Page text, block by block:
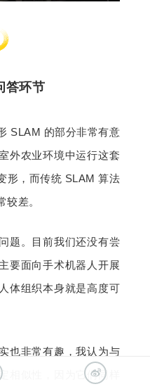
答环节
SLAM 的部分非常有意
外农业环境中运行这套
形，而传统 SLAM 算法
差。
题。目前我们还没有尝
要面向手术机器人开展
体组织本身就是高度可
也非常有趣，我认为与
相似性，因为它们同样